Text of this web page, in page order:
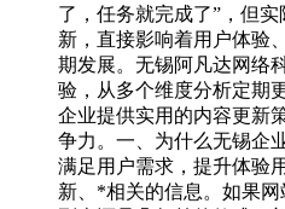
了，任务就完成了”，但
新，直接影响着用户体验
期发展。无锡阿凡达网络
验，从多个维度分析定期
企业提供实用的内容更新
争力。一、为什么无锡企
满足用户需求，提升体验
新、*相关的信息。如果